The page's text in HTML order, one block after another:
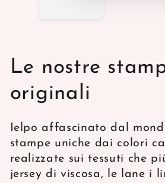
Le nostre
originali
Ielpo affascinato dal
stampe uniche dai colori
realizzate sui tessuti che
jersey di viscosa, le lane i